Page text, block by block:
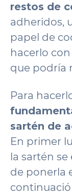
restos de
adheridos,
papel de
hacerlo
que podría
Para
sartén de
En primer
la sartén
de ponerla